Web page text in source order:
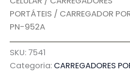
PORTÁTEIS / CARREGADOR
PN-952A
SKU: 7541
Categoria: CARREGADORES